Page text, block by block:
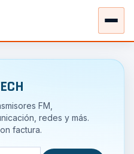
FM,
redes y más.
factura.